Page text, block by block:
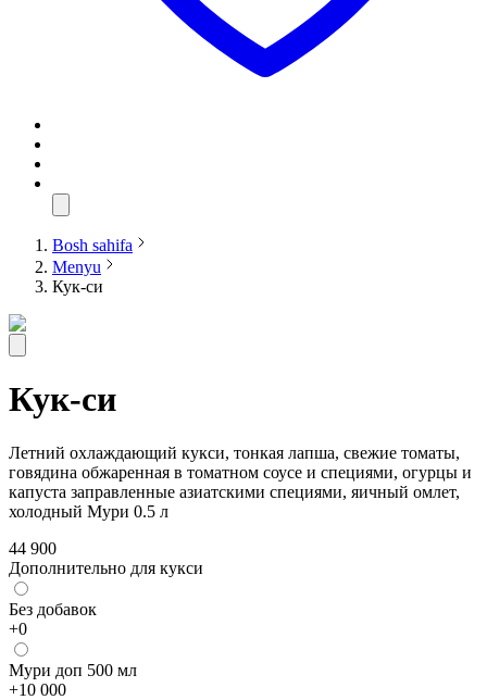
Bosh sahifa
Menyu
Кук-си
Кук-си
Летний охлаждающий кукси, тонкая лапша, свежие томаты,
говядина обжаренная в томатном соусе и специями, огурцы и
капуста заправленные азиатскими специями, яичный омлет,
холодный Мури 0.5 л
44 900
Дополнительно для кукси
Без добавок
+0
Мури доп 500 мл
+10 000